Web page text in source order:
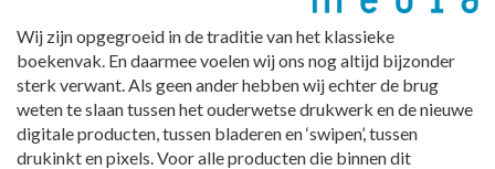
Wij zijn opgegroeid in de traditie van het klassieke
boekenvak. En daarmee voelen wij ons nog altijd bijzonder
sterk verwant. Als geen ander hebben wij echter de brug
weten te slaan tussen het ouderwetse drukwerk en de nieuwe
digitale producten, tussen bladeren en ‘swipen’, tussen
drukinkt en pixels. Voor alle producten die binnen dit